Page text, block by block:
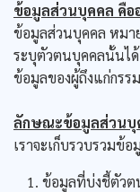
ข้อมูลส่วนบุคคล คือ
ข้อมูลส่วนบุคคล หมา
ระบุตัวตนบุคคลนั้นได้
ข้อมูลของผู้ถึงแก่กรร
ลักษณะข้อมูลส่วนบุ
เราจะเก็บรวบรวมข้
ข้อมูลที่บ่งชี้ตัวต